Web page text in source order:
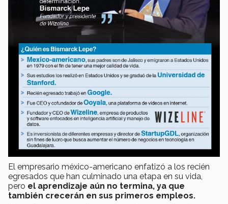
El empresario méxico-americano enfatizó a los recién
egresados que han culminado una etapa en su vida,
pero el aprendizaje aún no termina, ya que
también crecerán en sus primeros empleos.